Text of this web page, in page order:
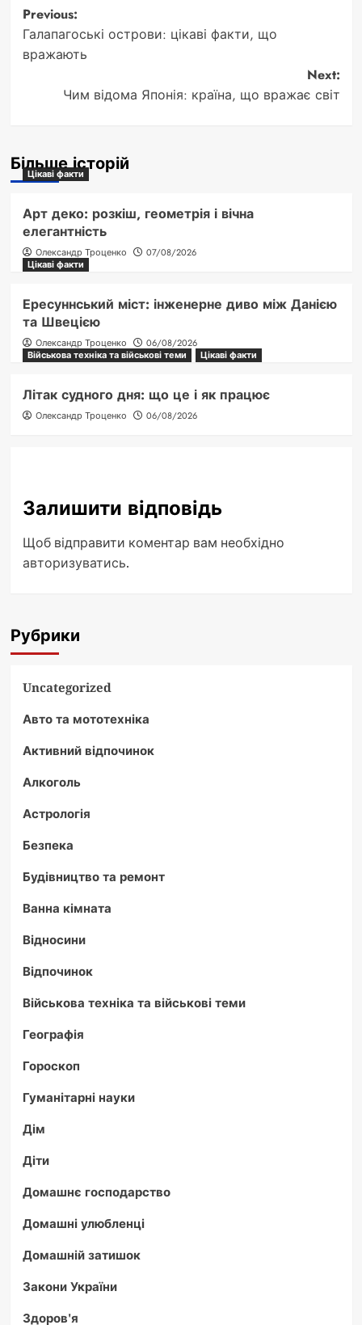
Post
navigation
Previous:
Галапагоські острови: цікаві факти, що
вражають
Next:
Чим відома Японія: країна, що вражає світ
Більше історій
Цікаві факти
Арт деко: розкіш, геометрія і вічна
елегантність
Олександр Троценко
07/08/2026
Цікаві факти
Ересуннський міст: інженерне диво між Данією
та Швецією
Олександр Троценко
06/08/2026
Військова техніка та військові теми
Цікаві факти
Літак судного дня: що це і як працює
Олександр Троценко 06/08/2026
Залишити відповідь
Щоб відправити коментар вам необхідно
авторизуватись.
Рубрики
Uncategorized
Авто та мототехніка
Активний відпочинок
Алкоголь
Астрологія
Безпека
Будівництво та ремонт
Ванна кімната
Відносини
Відпочинок
Військова техніка та військові теми
Географія
Гороскоп
Гуманітарні науки
Дім
Діти
Домашнє господарство
Домашні улюбленці
Домашній затишок
Закони України
Здоров'я